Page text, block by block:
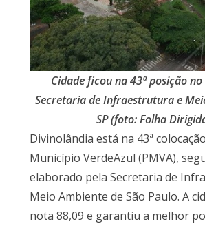
Cidade ficou na 43ª posição
Secretaria de Infraestrutura e
SP(foto: Folha
Divinolândia está na 43ª
Município VerdeAzul (PMVA),
elaborado pela Secretaria de
Meio Ambiente de São Paulo. A
nota 88,09 e garantiu a melhor